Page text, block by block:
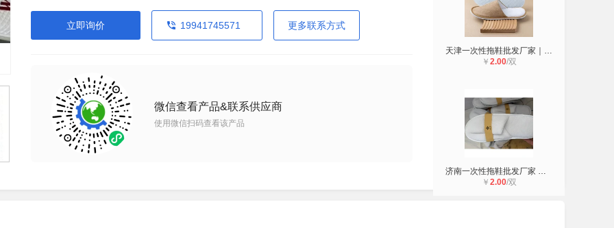
立即询价 19941745571 更多联系方式
微信查看产品&联系供应商
使用微信扫码查看该产品
天津一次性拖鞋批发厂家｜苏州青岛宁
￥ 2.00/双
济南一次性拖鞋批发厂家 沈阳合肥福
￥ 2.00/双